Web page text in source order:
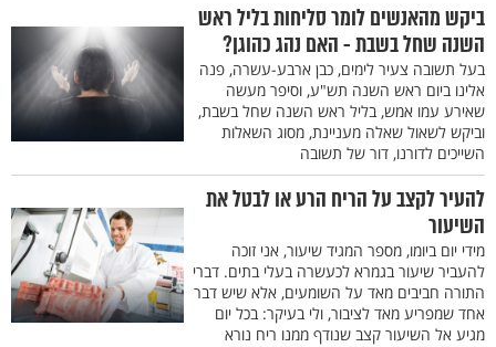
ביקש מהאנשים לומר סליחות בליל ראש
השנה שחל בשבת - האם נהג כהוגן?
בעל תשובה צעיר לימים, כבן ארבע-עשרה, פנה
אלינו ביום ראש השנה תש"ע, וסיפר מעשה
שאירע עמו אמש, בליל ראש השנה שחל בשבת,
וביקש לשאול שאלה מעניינת, מסוג השאלות
השייכים לדורנו, דור של תשובה
להעיר לקצב על הריח הרע או לבטל את
השיעור
מידי יום ביומו, מספר המגיד שיעור, אני זוכה
להעביר שיעור בגמרא לכעשרה בעלי בתים. דברי
התורה חביבים מאד על השומעים, אלא שיש דבר
אחד שמפריע מאד לציבור, ולי בעיקר: בכל יום
מגיע אל השיעור קצב שנודף ממנו ריח נורא